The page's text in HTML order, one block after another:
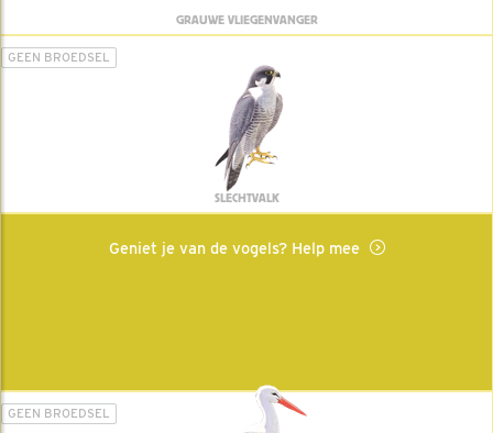
GRAUWE VLIEGENVANGER
GEEN BROEDSEL
SLECHTVALK
Geniet je van de vogels? Help mee
GEEN BROEDSEL